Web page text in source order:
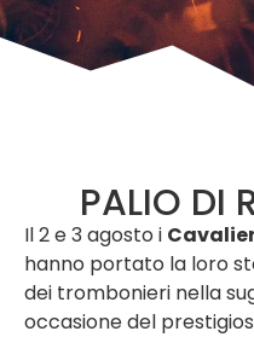
PALIO DI
Il 2 e 3 agosto i
hanno portato la loro
dei trombonieri nella
occasione del